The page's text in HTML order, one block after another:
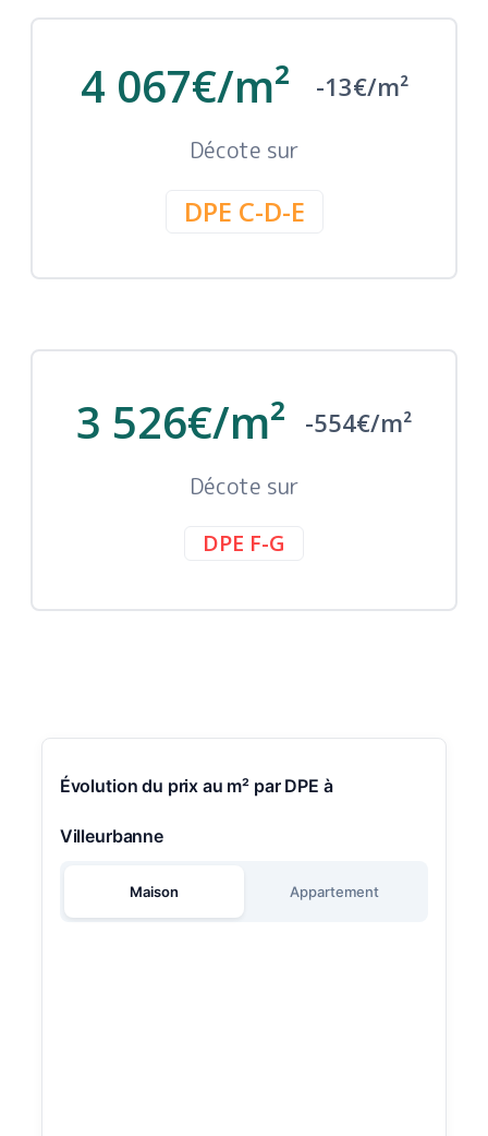
4 067€/m² -13€/m²
Décote sur
DPE C-D-E
3 526€/m² -554€/m²
Décote sur
DPE F-G
Évolution du prix au m² par DPE à
Villeurbanne
Maison Appartement